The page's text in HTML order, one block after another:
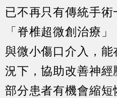
已不再只有傳統手
「脊椎超微創治療
與微小傷口介入，
況下，協助改善神
部分患者有機會縮